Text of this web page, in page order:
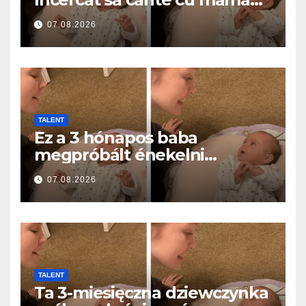
ei… și a topit milioane de
inimi
07.08.2026
TALENT
Ez a 3 hónapos baba
megpróbált énekelni
anyával… és milliók szívét
olvasztotta meg
07.08.2026
TALENT
Ta 3-miesięczna dziewczynka